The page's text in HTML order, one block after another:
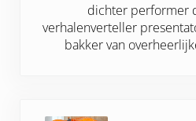
dichter performer
verhalenverteller
bakker van